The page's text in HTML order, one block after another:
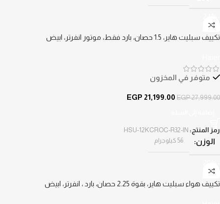
تكييف سبليت هاير، 1.5 حصان، بارد فقط، موتور انفرتر، ابيض
متوفر في المخزون
EGP27,999.00
EGP 21,199.00
رمز المنتج: HSU-12KCROC-R32-IN
الوزن 56 كيلوجرام
تكييف هواء سبليت هاير، بقوة 2.25 حصان، بارد ، انفرتر، ابيض